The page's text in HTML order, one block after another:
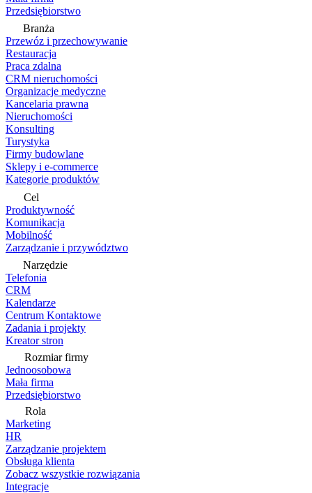
Przedsiębiorstwo
Branża
Przewóz i przechowywanie
Restauracja
Praca zdalna
CRM nieruchomości
Organizacje medyczne
Kancelaria prawna
Nieruchomości
Konsulting
Turystyka
Firmy budowlane
Sklepy i e-commerce
Kategorie produktów
Cel
Produktywność
Komunikacja
Mobilność
Zarządzanie i przywództwo
Narzędzie
Telefonia
CRM
Kalendarze
Centrum Kontaktowe
Zadania i projekty
Kreator stron
Rozmiar firmy
Jednoosobowa
Mała firma
Przedsiębiorstwo
Rola
Marketing
HR
Zarządzanie projektem
Obsługa klienta
Zobacz wszystkie rozwiązania
Integracje